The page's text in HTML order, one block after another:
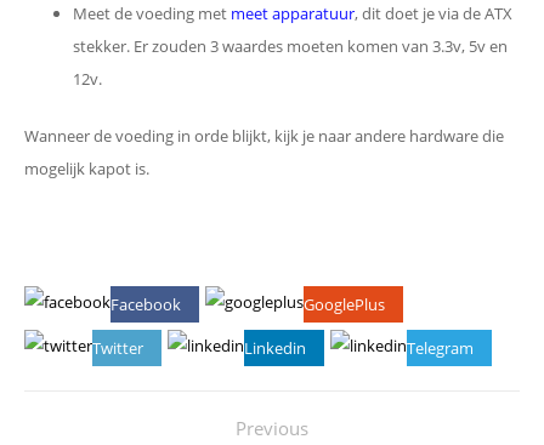
Meet de voeding met meet apparatuur, dit doet je via de ATX
stekker. Er zouden 3 waardes moeten komen van 3.3v, 5v en
12v.
Wanneer de voeding in orde blijkt, kijk je naar andere hardware die
mogelijk kapot is.
Facebook
GooglePlus
Twitter
Linkedin Telegram
Previous